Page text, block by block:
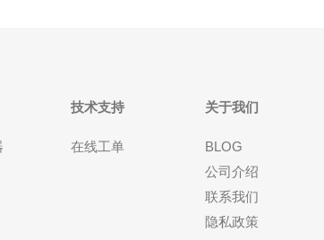
技术支持
在线工单
关于我们
BLOG
公司介绍
联系我们
隐私政策